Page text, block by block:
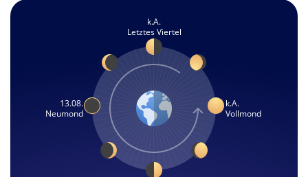
k.A.
Letztes Viertel
13.08.
Neumond
k.A.
Vollmond